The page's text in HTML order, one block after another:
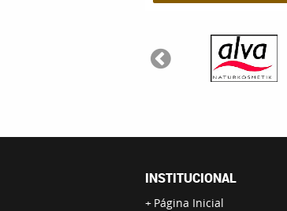
INSTITUCIONAL
Página Inicial